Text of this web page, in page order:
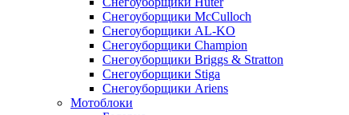
Снегоуборщики McCulloch
Снегоуборщики AL-KO
Снегоуборщики Champion
Снегоуборщики Briggs & Stratton
Снегоуборщики Stiga
Снегоуборщики Ariens
Мотоблоки